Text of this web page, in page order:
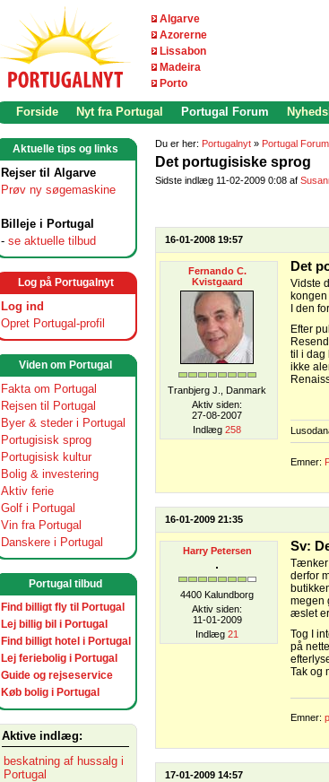
Algarve
Azorerne
Lissabon
Madeira
Porto
Forside Nyt fra Portugal Portugal Forum
Aktuelle tips og links
Rejser til Algarve
Prøv ny søgemaskine
Billeje i Portugal
- se aktuelle tilbud
Log på Portugalnyt
Log ind
Opret Portugal-profil
Viden om Portugal
Fakta om Portugal
Rejsen til Portugal
Byer & steder i Portugal
Portugisisk sprog
Portugisisk kultur
Bolig & investering
Aktiv ferie
Golf i Portugal
Vin fra Portugal
Danskere i Portugal
Portugal tilbud
Find billigt fly til Portugal
Lej billig bil i Portugal
Find billigt hotel i Portugal
Lej feriebolig i Portugal
Guide og rejseservice
Køb bolig i Portugal
Aktive indlæg:
beskatning af hussalg i
Portugal
Du er her: Portugalnyt » Portugal Forum
Det portugisiske sprog
Sidste indlæg 11-02-2009 0:08 af
16-01-2008 19:57
Fernando C.
Kvistgaard
Tranbjerg J., Danmark
Aktiv siden:
27-08-2007
Indlæg 258
Det
Vidste
I den
Efter
til i dag
ikke
Emner:
16-01-2009 21:35
Harry Petersen
4400 Kalundborg
Aktiv siden:
11-01-2009
Indlæg 21
Sv:
derfor
megen
æslet
Tog I
på
Tak og
Emner:
17-01-2009 14:57